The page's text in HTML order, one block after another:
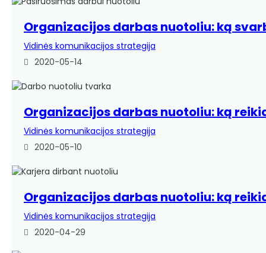
Organizacijos darbas nuotoliu: ką
Vidinės komunikacijos strategija
2020-05-14
Organizacijos darbas nuotoliu: ką
Vidinės komunikacijos strategija
2020-05-10
Organizacijos darbas nuotoliu: ką
Vidinės komunikacijos strategija
2020-04-29